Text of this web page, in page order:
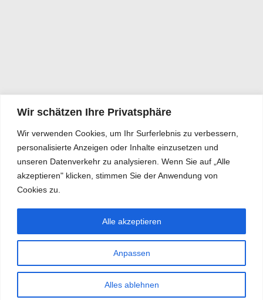
Wir schätzen Ihre Privatsphäre
Wir verwenden Cookies, um Ihr Surferlebnis zu verbessern,
personalisierte Anzeigen oder Inhalte einzusetzen und
unseren Datenverkehr zu analysieren. Wenn Sie auf „Alle
akzeptieren" klicken, stimmen Sie der Anwendung von
Cookies zu.
Anpassen
Alles ablehnen
Alle akzeptieren